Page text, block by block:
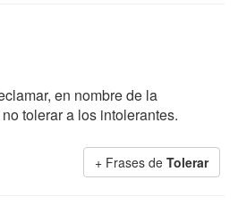
en nombre de la
tolerar a los intolerantes.
+ Frases de Tolerar